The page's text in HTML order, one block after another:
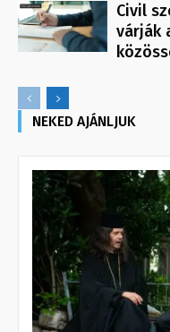
Civil
várják
NEKED AJÁNLJUK